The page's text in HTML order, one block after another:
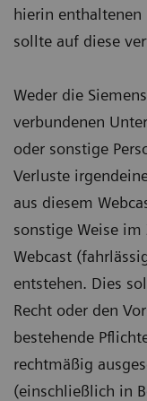
hierin enthaltenen
sollte auf diese
Weder die
verbundenen
oder sonstige
Verluste
aus diesem
sonstige Weise
Webcast
entstehen. Dies
Recht oder den
bestehende
rechtmäßig
(einschließlich in